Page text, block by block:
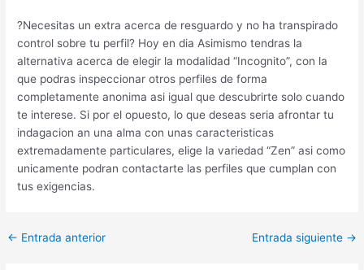
?Necesitas un extra acerca de resguardo y no ha transpirado
control sobre tu perfil? Hoy en dia Asimismo tendras la
alternativa acerca de elegir la modalidad “Incognito”, con la
que podras inspeccionar otros perfiles de forma
completamente anonima asi­ igual que descubrirte solo cuando
te interese. Si por el opuesto, lo que deseas seri­a afrontar tu
indagacion an una alma con unas caracteristicas
extremadamente particulares, elige la variedad “Zen” asi­ como
unicamente podran contactarte las perfiles que cumplan con
tus exigencias.
Post
← Entrada anterior Entrada siguiente →